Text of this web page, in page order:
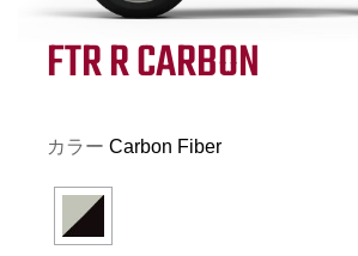
FTR R CARBON
カラー Carbon Fiber